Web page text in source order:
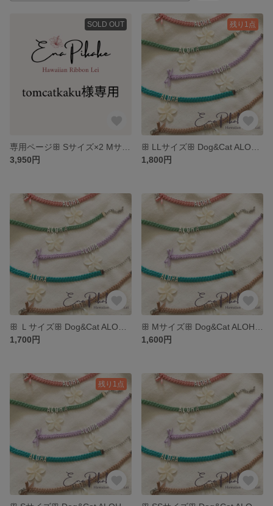
SOLD OUT
3,950円
残り1点
1,800円
1,700円
1,600円
残り1点